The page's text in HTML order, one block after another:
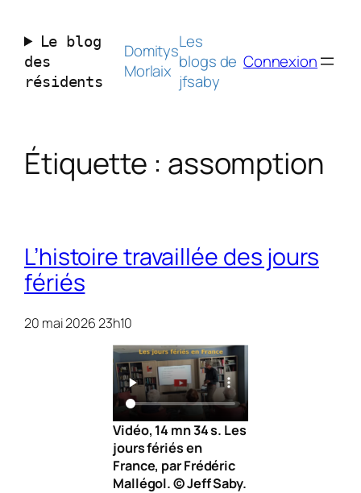
contenuLe blog
des
résidents
Domitys
Morlaix
Les
blogs de
jfsaby
Connexion
Étiquette : assomption
L’histoire travaillée des jours
fériés
20 mai 2026 23h10
Vidéo, 14 mn 34 s. Les
jours fériés en
France, par Frédéric
Mallégol. © Jeff Saby.